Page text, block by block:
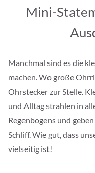
Mini-
Manchmal sind es die
machen. Wo große
Ohrstecker zur Stelle.
und Alltag strahlen in
Regenbogens und
Schliff. Wie gut, dass
vielseitig ist!